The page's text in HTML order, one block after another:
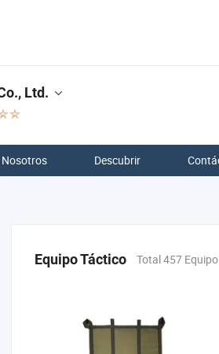
Ltd.
Nosotros Descubrir
Equipo Táctico Total 457